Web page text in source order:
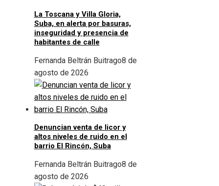
La Toscana y Villa Gloria,
Suba, en alerta por basuras,
inseguridad y presencia de
habitantes de calle
Fernanda Beltrán Buitrago8 de
agosto de 2026
Denuncian venta de licor y
altos niveles de ruido en el
barrio El Rincón, Suba
Fernanda Beltrán Buitrago8 de
agosto de 2026